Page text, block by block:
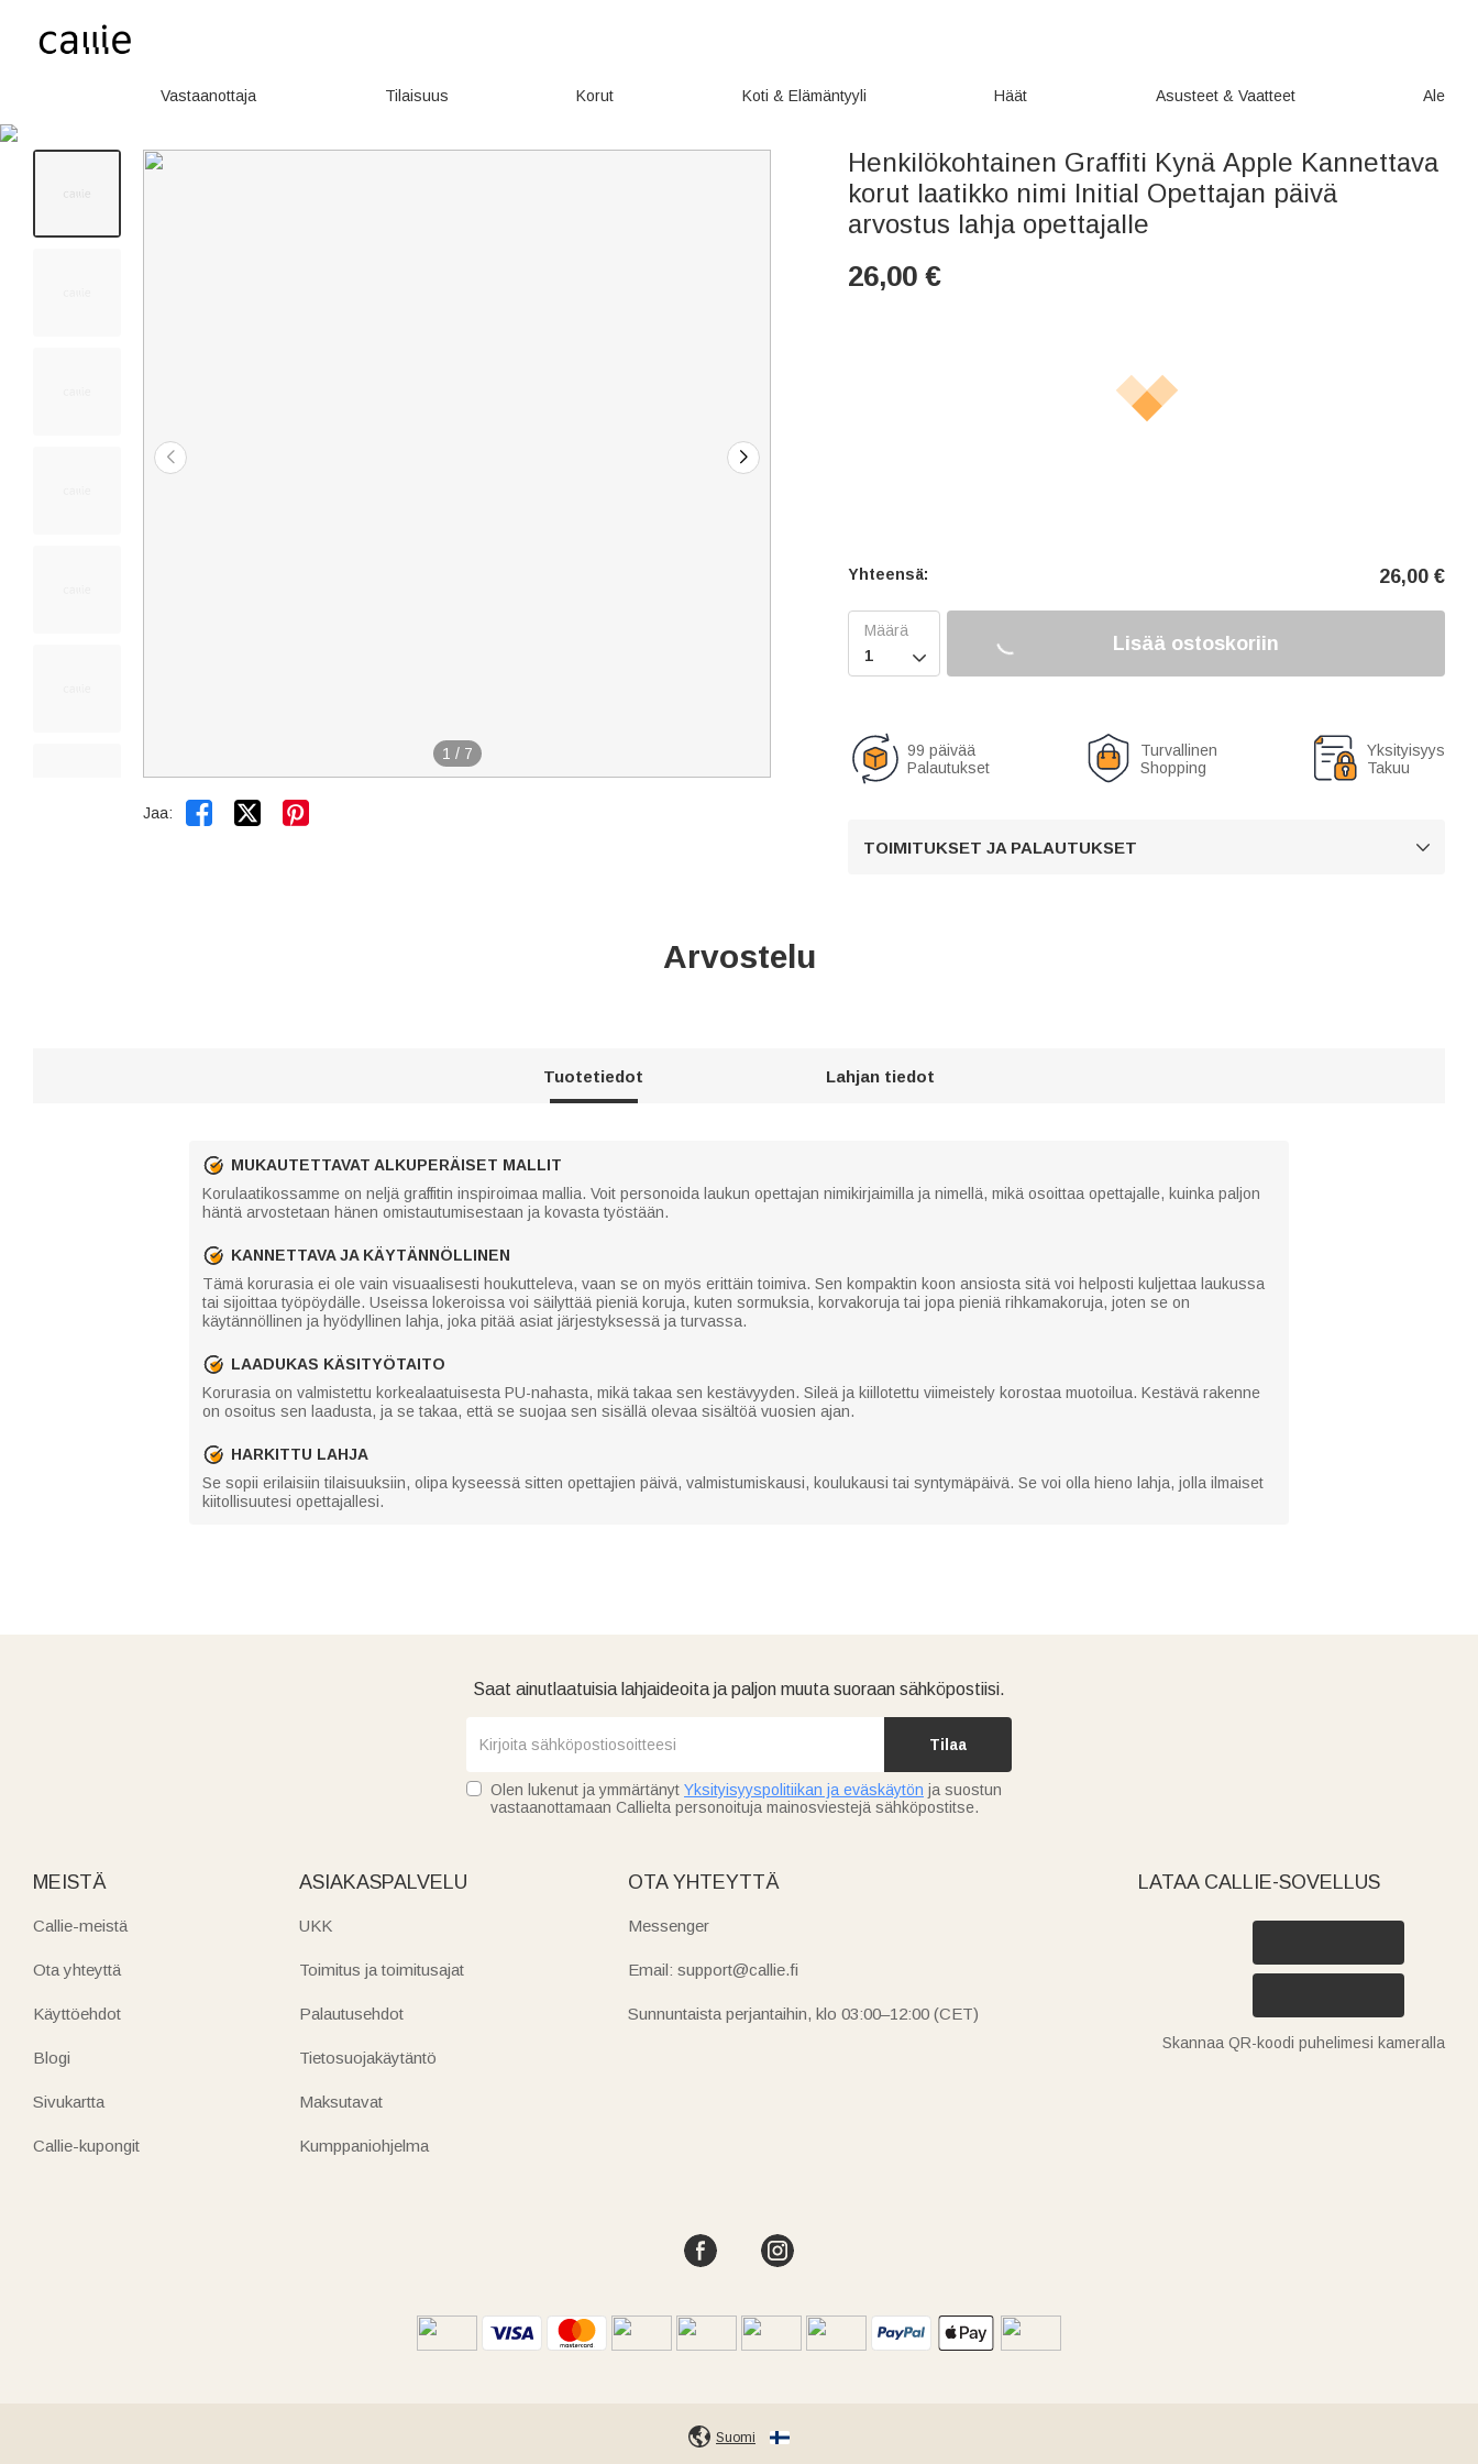
Vastaanottaja Tilaisuus Korut Koti & Elämäntyyli Häät Asusteet & Vaatteet Ale
1 / 7
Jaa:  
Henkilökohtainen Graffiti Kynä Apple Kannettava
korut laatikko nimi Initial Opettajan päivä
arvostus lahja opettajalle
26,00 €
Yhteensä: 26,00 €

Lisää ostoskoriin
99 päivää
Palautukset
Turvallinen
Shopping
Yksityisyys
Takuu
TOIMITUKSET JA PALAUTUKSET 
Arvostelu
Tuotetiedot Lahjan tiedot
MUKAUTETTAVAT ALKUPERÄISET MALLIT
Korulaatikossamme on neljä graffitin inspiroimaa mallia. Voit personoida laukun opettajan nimikirjaimilla ja nimellä, mikä osoittaa opettajalle, kuinka paljon
häntä arvostetaan hänen omistautumisestaan ja kovasta työstään.
KANNETTAVA JA KÄYTÄNNÖLLINEN
Tämä korurasia ei ole vain visuaalisesti houkutteleva, vaan se on myös erittäin toimiva. Sen kompaktin koon ansiosta sitä voi helposti kuljettaa laukussa
tai sijoittaa työpöydälle. Useissa lokeroissa voi säilyttää pieniä koruja, kuten sormuksia, korvakoruja tai jopa pieniä rihkamakoruja, joten se on
käytännöllinen ja hyödyllinen lahja, joka pitää asiat järjestyksessä ja turvassa.
LAADUKAS KÄSITYÖTAITO
Korurasia on valmistettu korkealaatuisesta PU-nahasta, mikä takaa sen kestävyyden. Sileä ja kiillotettu viimeistely korostaa muotoilua. Kestävä rakenne
on osoitus sen laadusta, ja se takaa, että se suojaa sen sisällä olevaa sisältöä vuosien ajan.
HARKITTU LAHJA
Se sopii erilaisiin tilaisuuksiin, olipa kyseessä sitten opettajien päivä, valmistumiskausi, koulukausi tai syntymäpäivä. Se voi olla hieno lahja, jolla ilmaiset
kiitollisuutesi opettajallesi.
Saat ainutlaatuisia lahjaideoita ja paljon muuta suoraan sähköpostiisi.
Tilaa
Olen lukenut ja ymmärtänyt Yksityisyyspolitiikan ja eväskäytön ja suostun
vastaanottamaan Callielta personoituja mainosviestejä sähköpostitse.
MEISTÄ
Callie-meistä
Ota yhteyttä
Käyttöehdot
Blogi
Sivukartta
Callie-kupongit
ASIAKASPALVELU
UKK
Toimitus ja toimitusajat
Palautusehdot
Tietosuojakäytäntö
Maksutavat
Kumppaniohjelma
OTA YHTEYTTÄ
Messenger
Email: support@callie.fi
Sunnuntaista perjantaihin, klo 03:00–12:00 (CET)
LATAA CALLIE-SOVELLUS
Skannaa QR-koodi puhelimesi kameralla
Suomi